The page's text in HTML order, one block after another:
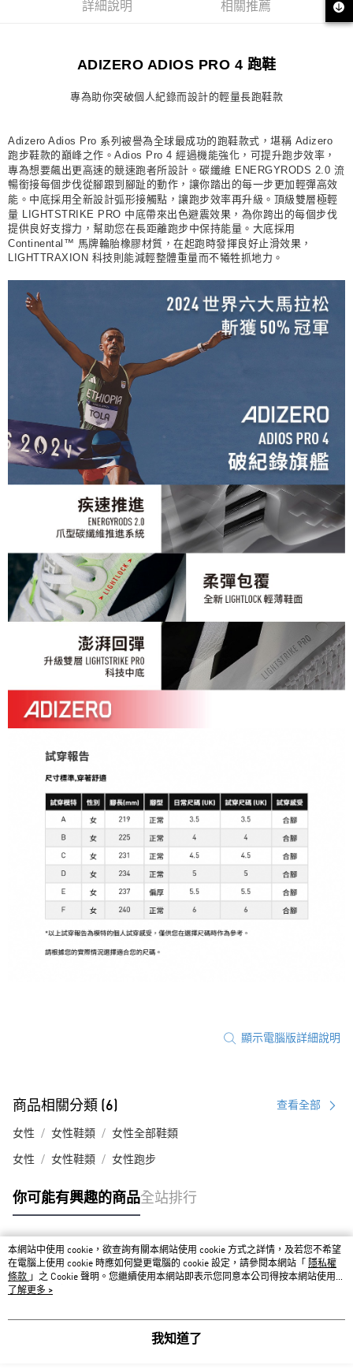
詳細說明 相關推薦
ADIZERO ADIOS PRO 4 跑鞋
專為助你突破個人紀錄而設計的輕量長跑鞋款
Adizero Adios Pro 系列被譽為全球最成功的跑鞋款式，堪稱 Adizero
跑步鞋款的巔峰之作。Adios Pro 4 經過機能強化，可提升跑步效率，
專為想要飆出更高速的競速跑者所設計。碳纖維 ENERGYRODS 2.0 流
暢銜接每個步伐從腳跟到腳趾的動作，讓你踏出的每一步更加輕彈高效
能。中底採用全新設計弧形接觸點，讓跑步效率再升級。頂級雙層極輕
量 LIGHTSTRIKE PRO 中底帶來出色避震效果，為你跨出的每個步伐
提供良好支撐力，幫助您在長距離跑步中保持能量。大底採用
Continental™ 馬牌輪胎橡膠材質，在起跑時發揮良好止滑效果，
LIGHTTRAXION 科技則能減輕整體重量而不犧牲抓地力。
顯示電腦版詳細說明
商品相關分類 (6) 查看全部
女性 女性鞋類 女性全部鞋類
女性 女性鞋類 女性跑步
你可能有興趣的商品全站排行
熱門標籤
本網站中使用 cookie，欲查詢有關本網站使用 cookie 方式之詳情，及若您不希望
在電腦上使用 cookie 時應如何變更電腦的 cookie 設定，請參閱本網站「
隱私權
條款 」之 Cookie 聲明。您繼續使用本網站即表示您同意本公司得按本網站使用條
款之 Cookie 聲明使用 cookie。
了解更多 >
我知道了